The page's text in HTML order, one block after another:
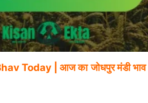
Today | आज का जोधपुरमंडी भाव